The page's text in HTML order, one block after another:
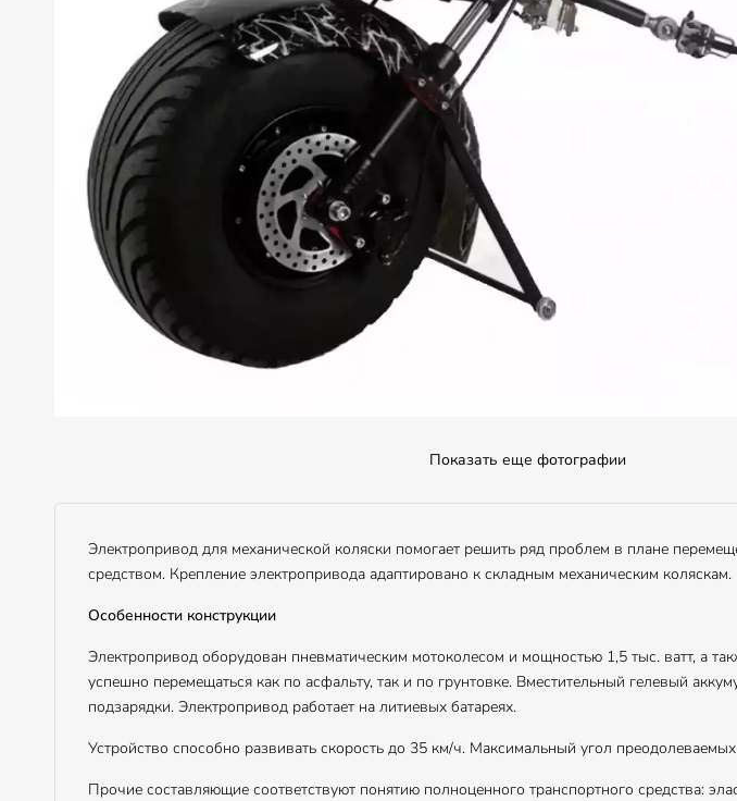
Показать еще фотографии
Электропривод для механической коляски помогает решить ряд проблем в плане
средством. Крепление электропривода адаптировано к складным механическим коляскам.
Особенности конструкции
Электропривод оборудован пневматическим мотоколесом и мощностью 1,5 тыс. ватт, а
успешно перемещаться как по асфальту, так и по грунтовке. Вместительный гелевый
подзарядки. Электропривод работает на литиевых батареях.
Устройство способно развивать скорость до 35 км/ч. Максимальный угол
Прочие составляющие соответствуют понятию полноценного транспортного средства: